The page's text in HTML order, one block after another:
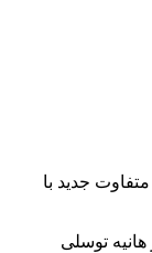
جدید با